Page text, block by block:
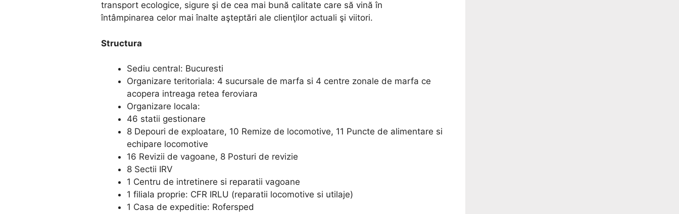
transport ecologice, sigure şi de cea mai bună calitate care să vină în
întâmpinarea celor mai înalte aşteptări ale clienţilor actuali şi viitori.
Structura
Sediu central: Bucuresti
Organizare teritoriala: 4 sucursale de marfa si 4 centre zonale de marfa ce
acopera intreaga retea feroviara
Organizare locala:
46 statii gestionare
8 Depouri de exploatare, 10 Remize de locomotive, 11 Puncte de alimentare si
echipare locomotive
16 Revizii de vagoane, 8 Posturi de revizie
8 Sectii IRV
1 Centru de intretinere si reparatii vagoane
1 filiala proprie: CFR IRLU (reparatii locomotive si utilaje)
1 Casa de expeditie: Rofersped